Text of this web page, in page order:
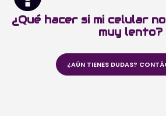
¿Qué hacer si mi celular
muy lento?
¿AÚN TIENES DUDAS?